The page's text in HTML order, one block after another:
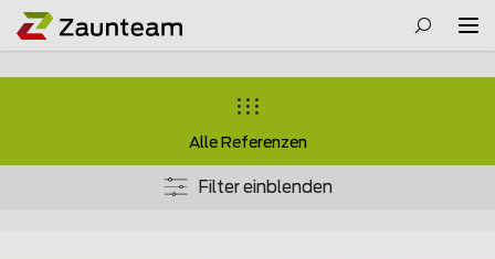
Alle Referenzen
Filter einblenden